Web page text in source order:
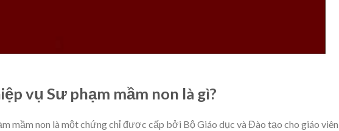
vụ Sư phạm mầm non là gì?
mầm non là một chứng chỉ được cấp bởi Bộ Giáo dục và Đào tạo cho giáo viên